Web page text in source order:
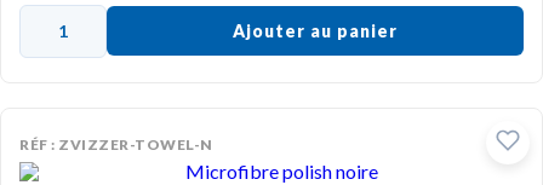
Ajouter au panier
RÉF : ZVIZZER-TOWEL-N